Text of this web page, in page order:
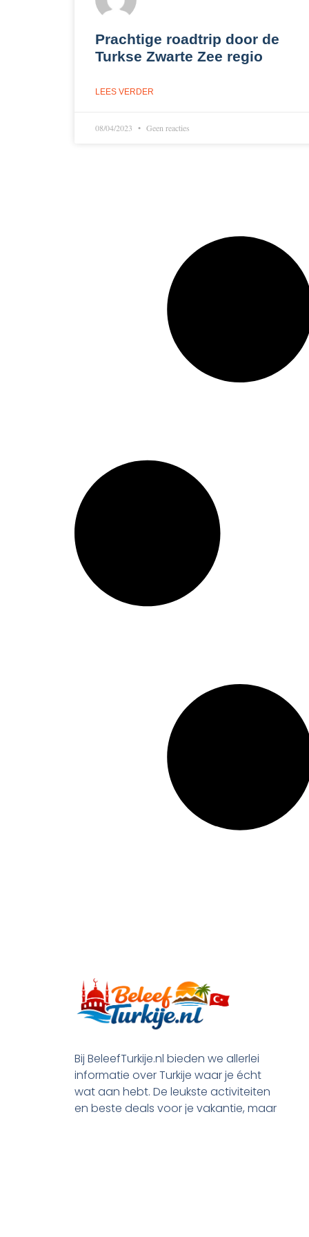
Prachtige roadtrip door de
Turkse Zwarte Zee regio
LEES VERDER
08/04/2023 Geen reacties
Bij BeleefTurkije.nl bieden we allerlei
informatie over Turkije waar je écht
wat aan hebt. De leukste activiteiten
en beste deals voor je vakantie, maar